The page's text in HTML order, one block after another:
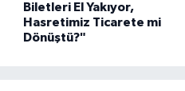
Biletleri El Yakıyor,
Hasretimiz Ticarete mi
Dönüştü?"